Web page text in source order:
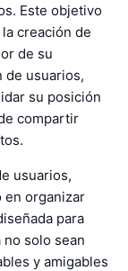
Este objetivo
creación de
de su
de usuarios,
su posición
compartir
usuarios,
en organizar
para
solo sean
y amigables